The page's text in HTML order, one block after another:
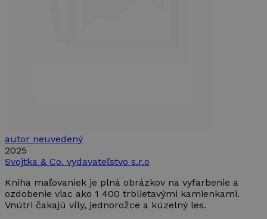
autor neuvedený
2025
Svojtka & Co. vydavateľstvo s.r.o
Kniha maľovaniek je plná obrázkov na vyfarbenie a
ozdobenie viac ako 1 400 trblietavými kamienkami.
Vnútri čakajú víly, jednorožce a kúzelný les.